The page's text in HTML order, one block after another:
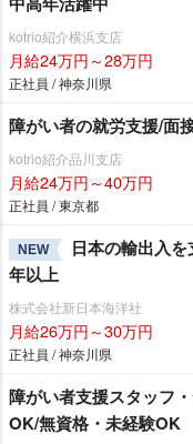
kotrio紹介横浜支店
月給24万円～28万円
正社員 / 神奈川県
障がい者の就労支援/面
kotrio紹介品川支店
月給24万円～40万円
正社員 / 東京都
NEW
日本の輸出入
年以上
株式会社新日本海洋社
月給26万円～30万円
正社員 / 神奈川県
障がい者支援スタッフ
OK/無資格・未経験OK